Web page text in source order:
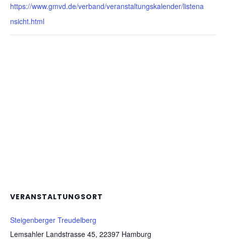
https://www.gmvd.de/verband/veranstaltungskalender/listena
nsicht.html
VERANSTALTUNGSORT
Steigenberger Treudelberg
Lemsahler Landstrasse 45, 22397 Hamburg